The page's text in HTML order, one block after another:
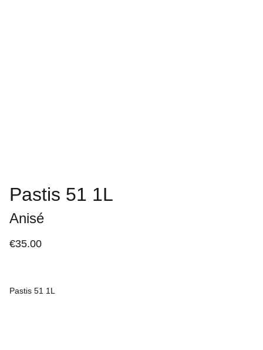
Pastis 51 1L
Anisé
€35.00
Pastis 51 1L